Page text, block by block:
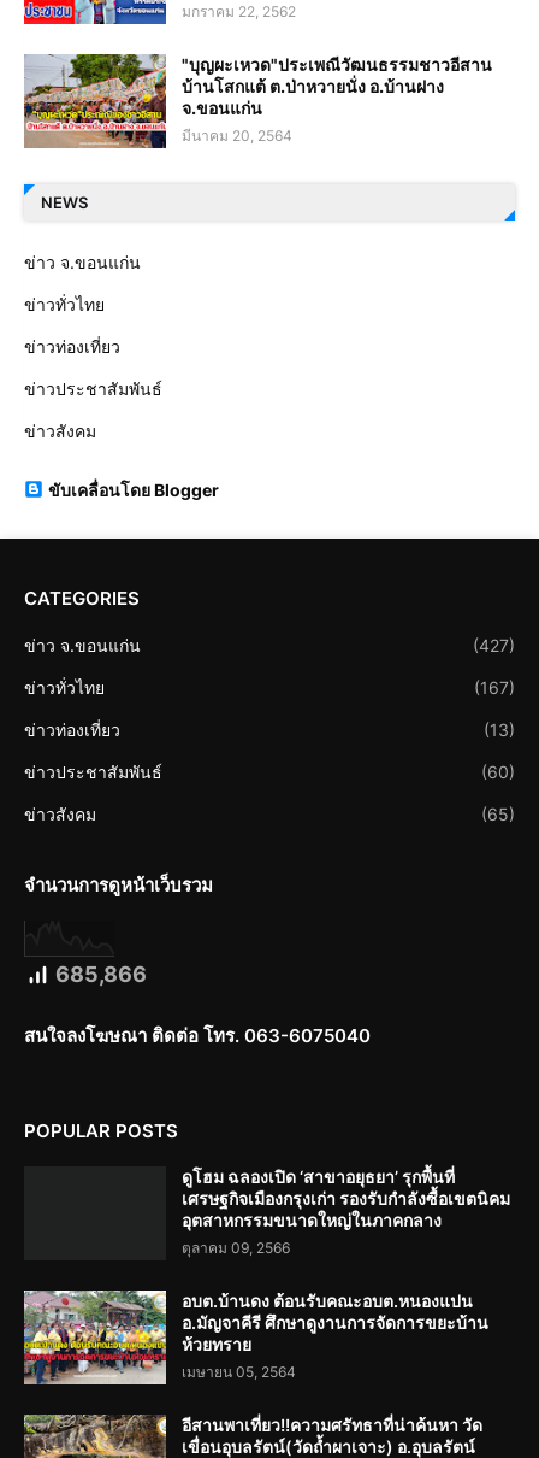
มกราคม 22, 2562
"บุญผะเหวด"ประเพณีวัฒนธรรมชาวอีสาน
บ้านโสกแต้ ต.ป่าหวายนั่ง อ.บ้านฝาง
จ.ขอนแก่น
มีนาคม 20, 2564
NEWS
ข่าว จ.ขอนแก่น
ข่าวทั่วไทย
ข่าวท่องเที่ยว
ข่าวประชาสัมพันธ์
ข่าวสังคม
ขับเคลื่อนโดย Blogger
CATEGORIES
ข่าว จ.ขอนแก่น (427)
ข่าวทั่วไทย (167)
ข่าวท่องเที่ยว (13)
ข่าวประชาสัมพันธ์ (60)
ข่าวสังคม (65)
จำนวนการดูหน้าเว็บรวม
685,866
สนใจลงโฆษณา ติดต่อ โทร. 063-6075040
POPULAR POSTS
ดูโฮม ฉลองเปิด ‘สาขาอยุธยา’ รุกพื้นที่
เศรษฐกิจเมืองกรุงเก่า รองรับกำลังซื้อเขตนิคม
อุตสาหกรรมขนาดใหญ่ในภาคกลาง
ตุลาคม 09, 2566
อบต.บ้านดง ต้อนรับคณะอบต.หนองแปน
อ.มัญจาคีรี ศึกษาดูงานการจัดการขยะบ้าน
ห้วยทราย
เมษายน 05, 2564
อีสานพาเที่ยว!!ความศรัทธาที่น่าค้นหา วัด
เขื่อนอุบลรัตน์(วัดถ้ำผาเจาะ) อ.อุบลรัตน์